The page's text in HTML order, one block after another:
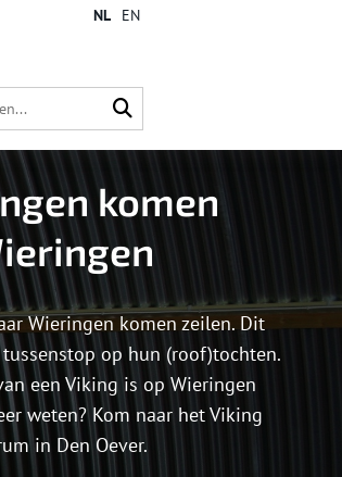
NL EN
komen
Wieringen komen zeilen. Dit
op hun (roof)tochten.
een Viking is op Wieringen
weten? Kom naar het Viking
in Den Oever.